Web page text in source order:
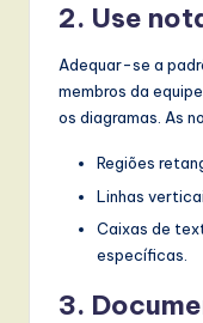
2. Use
Adequar-se a
membros da
os diagramas. As
Regiões
Linhas
Caixas de
específicas.
3.